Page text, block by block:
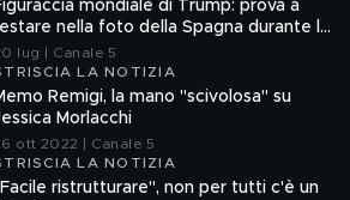
mondiale di Trump: prova a
nella foto della Spagna durante la
lug | Canale 5
LA NOTIZIA
Remigi, la mano "scivolosa" su
Morlacchi
ott 2022 | Canale 5
LA NOTIZIA
ristrutturare", non per tutti c'è un